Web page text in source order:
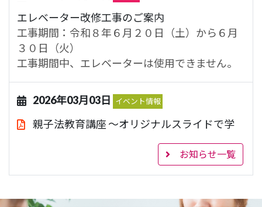
エレベーター改修工事のご案内
工事期間：令和８年６月２０日（土）から６月
３０日（火）
工事期間中、エレベーターは使用できません。
2026年03月03日 イベント情報
親子法教育講座 ～オリジナルスライドで学
【日 時】令和８年３月２２日（日）１４時～
鉄烏丸線 丸太町駅５番出口）
お知らせ一覧